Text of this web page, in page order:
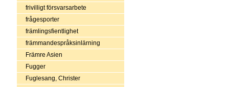
frivilligt försvarsarbete
frågesporter
främlingsfientlighet
främmandespråksinlärning
Främre Asien
Fugger
Fuglesang, Christer